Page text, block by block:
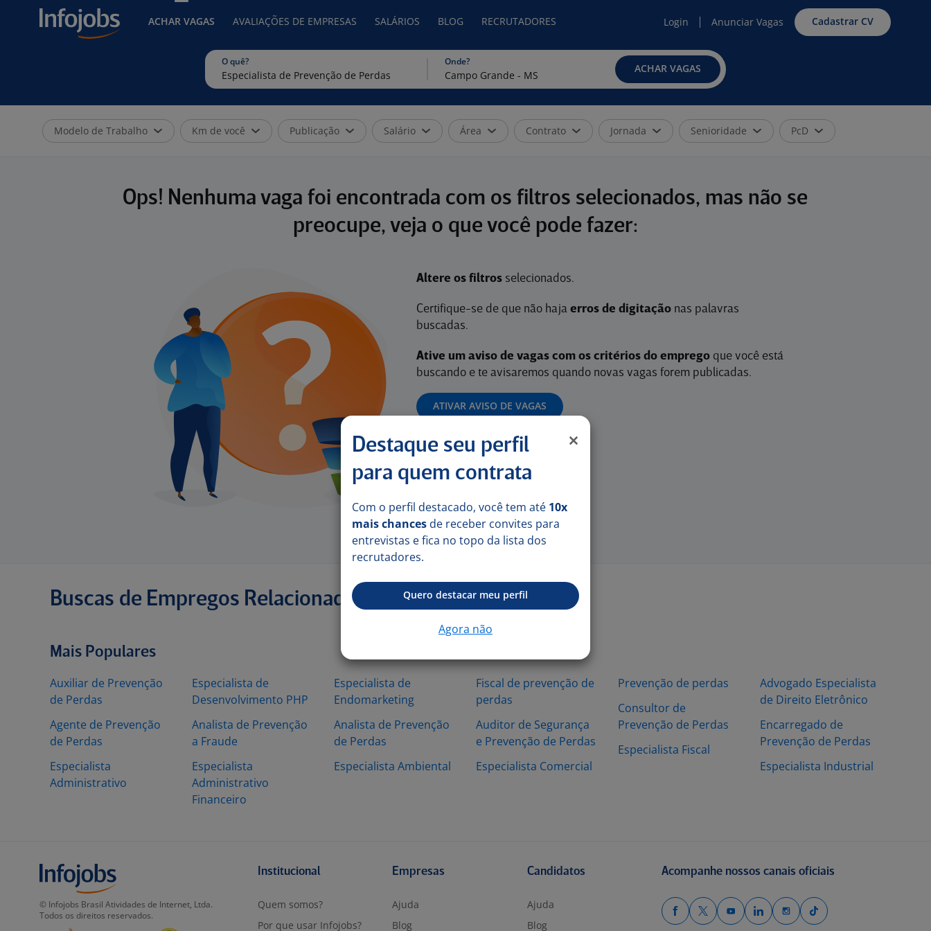
ACHAR VAGAS AVALIAÇÕES DE EMPRESAS SALÁRIOS BLOG RECRUTADORES Login Anunciar Vagas Cadastrar CV
O quê? Onde?
ACHAR VAGAS
Modelo de Trabalho Km de você Publicação Salário Área Contrato Jornada Senioridade PcD
Ops! Nenhuma vaga foi encontrada com os filtros selecionados, mas não se
preocupe, veja o que você pode fazer:
Altere os filtrosselecionados.
Certifique-se de que não haja erros de digitaçãonas palavras
buscadas.
Ative um aviso de vagas com os critérios do empregoque você está
buscando e te avisaremos quando novas vagas forem publicadas.
ATIVAR AVISO DE VAGAS
Buscas de Empregos Relacionadas
Mais Populares
Auxiliar de Prevenção
de Perdas
Agente de Prevenção
de Perdas
Especialista
Administrativo
Especialista de
Desenvolvimento PHP
Analista de Prevenção
a Fraude
Especialista
Administrativo
Financeiro
Especialista de
Endomarketing
Analista de Prevenção
de Perdas
Especialista Ambiental
Fiscal de prevenção de
perdas
Auditor de Segurança
e Prevenção de Perdas
Especialista Comercial
Prevenção de perdas
Consultor de
Prevenção de Perdas
Especialista Fiscal
Advogado Especialista
de Direito Eletrônico
Encarregado de
Prevenção de Perdas
Especialista Industrial
Destaque seu perfil
para quem contrata
Com o perfil destacado, você tem até 10x
mais chances de receber convites para
entrevistas e fica no topo da lista dos
recrutadores.
Quero destacar meu perfil
Agora não
© Infojobs Brasil Atividades de Internet, Ltda.
Todos os direitos reservados.
Institucional
Quem somos?
Por que usar Infojobs?
Empresas
Ajuda
Blog
Candidatos
Ajuda
Blog
Acompanhe nossos canais oficiais